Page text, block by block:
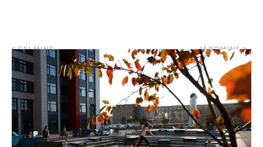
←EELMINE JÄRGMINE→